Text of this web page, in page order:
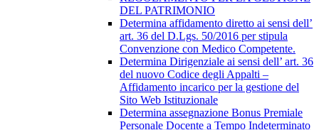
DEL PATRIMONIO
Determina affidamento diretto ai sensi dell’
art. 36 del D.Lgs. 50/2016 per stipula
Convenzione con Medico Competente.
Determina Dirigenziale ai sensi dell’ art. 36
del nuovo Codice degli Appalti –
Affidamento incarico per la gestione del
Sito Web Istituzionale
Determina assegnazione Bonus Premiale
Personale Docente a Tempo Indeterminato